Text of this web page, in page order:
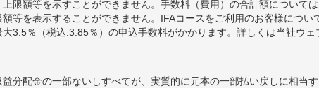
限額等を示すことができません。手数料（費用）の合計額について
等を表示することができません。IFAコースをご利用のお客様につ
3.5％（税込:3.85％）の申込手数料がかかります。詳しくは当社ウ
分配金の一部ないしすべてが、実質的に元本の一部払い戻しに相当